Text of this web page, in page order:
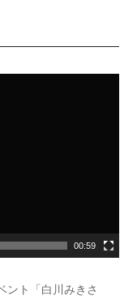
00:59
ント「白川みきさ